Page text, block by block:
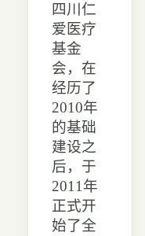
四川仁
爱医疗
基金
会，在
经历了
2010年
的基础
建设之
后，于
2011年
正式开
始了全